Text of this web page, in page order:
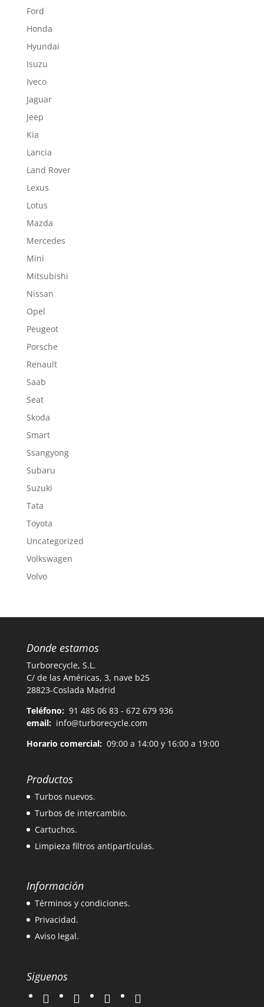
Ford
Honda
Hyundai
Isuzu
Iveco
Jaguar
Jeep
Kia
Lancia
Land Rover
Lexus
Lotus
Mazda
Mercedes
Mini
Mitsubishi
Nissan
Opel
Peugeot
Porsche
Renault
Saab
Seat
Skoda
Smart
Ssangyong
Subaru
Suzuki
Tata
Toyota
Uncategorized
Volkswagen
Volvo
Donde estamos
Turborecycle, S.L.
C/ de las Américas, 3, nave b25
28823-Coslada Madrid
Teléfono: 91 485 06 83 - 672 679 936
email: info@turborecycle.com
Horario comercial:09:00 a 14:00 y 16:00 a 19:00
Productos
Turbos nuevos.
Turbos de intercambio.
Cartuchos.
Limpieza filtros antipartículas.
Información
Términos y condiciones.
Privacidad.
Aviso legal.
Siguenos
twitter instagramfacebook google